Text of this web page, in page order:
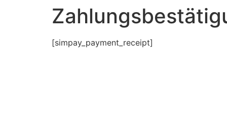
[simpay_payment_receipt]